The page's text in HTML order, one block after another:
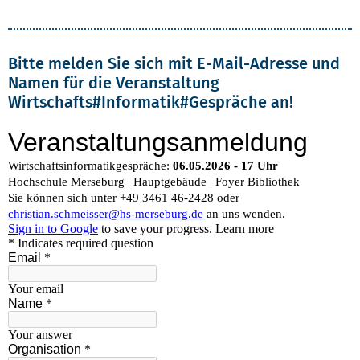
Bitte melden Sie sich mit E-Mail-Adresse und
Namen für die Veranstaltung
Wirtschafts#Informatik#Gespräche an!